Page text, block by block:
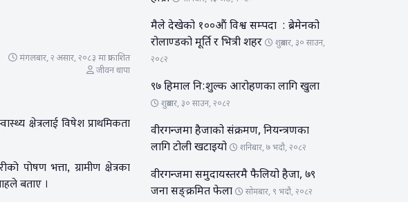
मंगलबार, २ असार, २०८३ मा प्रकाशित
जीवन थापा
क्षेत्रलाई विषेश प्राथमिकता
पोषण भत्ता, ग्रामीण क्षेत्रका
बताए ।
मैले देखेको १००औं विश्व सम्पदा : ब्रेमेनको
रोलाण्डको मूर्ति र भित्री शहर
शुक्रबार, ३० साउन,
२०८२
९७ हिमाल नि:शुल्क आरोहणका लागि खुला
शुक्रबार, ३० साउन, २०८२
वीरगन्जमा हैजाको संक्रमण, नियन्त्रणका
लागि टोली खटाइयो
शनिबार, ७ भदौ, २०८२
वीरगन्जमा समुदायस्तरमै फैलियो हैजा, ७९
जना सङ्क्रमित फेला
सोमबार, ९ भदौ, २०८२